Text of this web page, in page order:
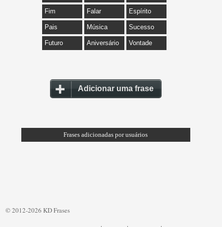
Fim Falar Espírito
Pais Música Sucesso
Futuro Aniversário Vontade
Adicionar uma frase
Frases adicionadas por usuários
© 2012-2026 KD Frases